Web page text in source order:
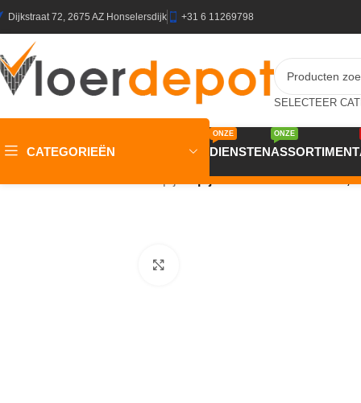
Dijkstraat 72, 2675 AZ Honselersdijk +31 6 11269798
CATEGORIEËN DIENSTEN
ONZE
ASSORTIMENT
ONZE
Tapijt Macarena 24 Punta